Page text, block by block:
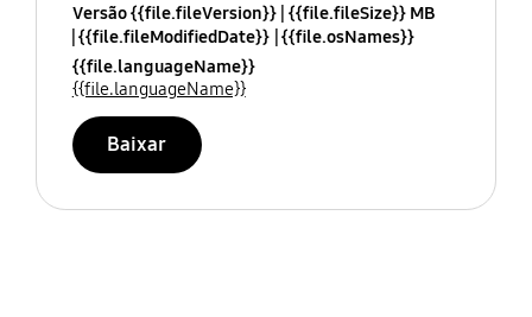
Versão {{file.fileVersion}} {{file.fileSize}} MB
{{file.fileModifiedDate}} {{file.osNames}}
{{file.languageName}}
{{file.languageName}}
Baixar